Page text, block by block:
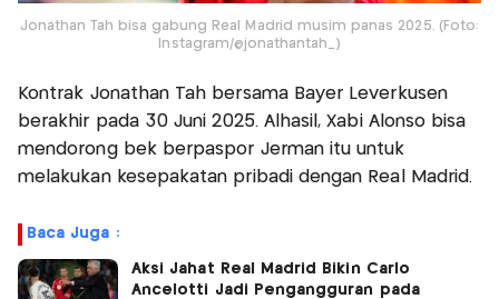
Jonathan Tah bisa gabung Real Madrid musim panas 2025. (Foto:
Instagram/@jonathantah_)
Kontrak Jonathan Tah bersama Bayer Leverkusen
berakhir pada 30 Juni 2025. Alhasil, Xabi Alonso bisa
mendorong bek berpaspor Jerman itu untuk
melakukan kesepakatan pribadi dengan Real Madrid.
Baca Juga :
Aksi Jahat Real Madrid Bikin Carlo
Ancelotti Jadi Pengangguran pada